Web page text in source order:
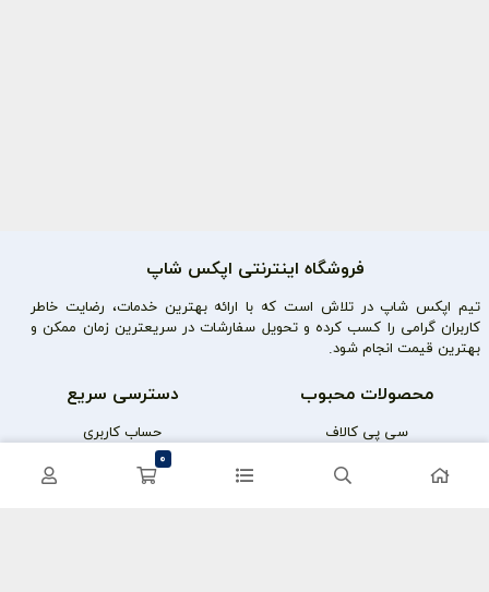
فروشگاه اینترنتی اپکس شاپ
تیم اپکس شاپ در تلاش است که با ارائه بهترین خدمات، رضایت خاطر
کاربران گرامی را کسب کرده و تحویل سفارشات در سریعترین زمان ممکن و
بهترین قیمت انجام شود.
محصولات محبوب
سی پی کالاف
کریستال گنشین
دسترسی سریع
حساب کاربری
سفارشات
0